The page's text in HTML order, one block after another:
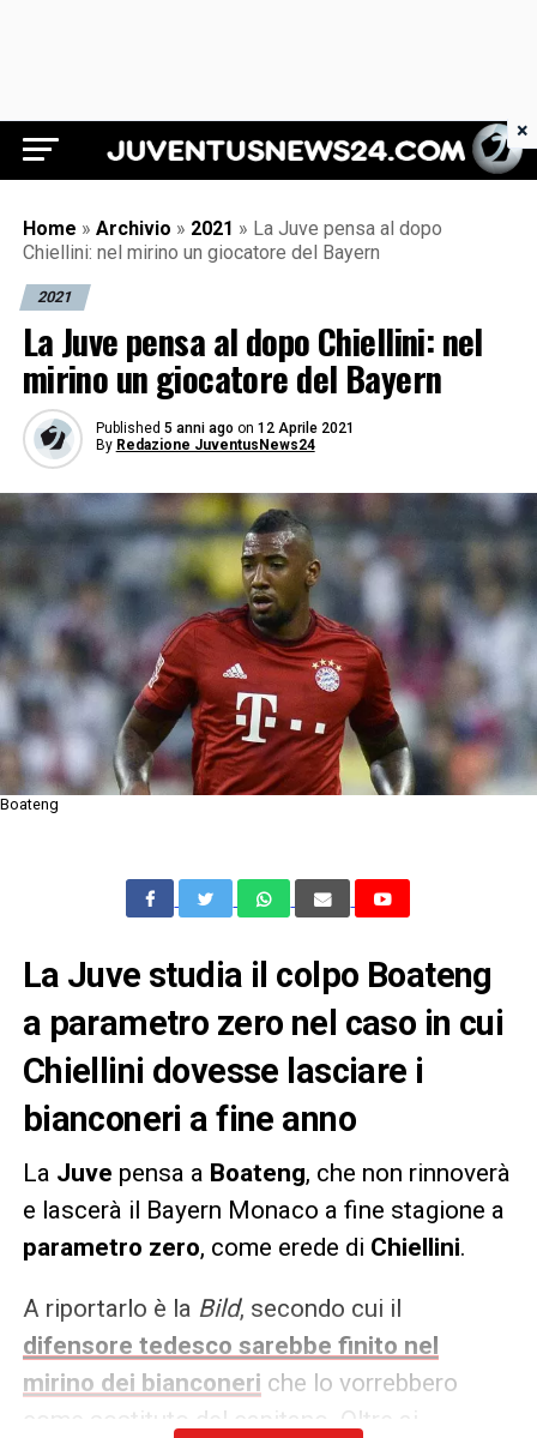
Juventus News 24
Home » Archivio » 2021 » La Juve pensa al dopo
Chiellini: nel mirino un giocatore del Bayern
2021
La Juve pensa al dopo Chiellini: nel
mirino un giocatore del Bayern
Published 5 anni ago on 12 Aprile 2021
By Redazione JuventusNews24
Boateng
La Juve studia il colpo Boateng
a parametro zero nel caso in cui
Chiellini dovesse lasciare i
bianconeri a fine anno
La Juve pensa a Boateng, che non rinnoverà
e lascerà il Bayern Monaco a fine stagione a
parametro zero, come erede di Chiellini.
A riportarlo è la Bild, secondo cui il
difensore tedesco sarebbe finito nel
mirino dei bianconeri che lo vorrebbero
come sostituto del capitano. Oltre ai
×